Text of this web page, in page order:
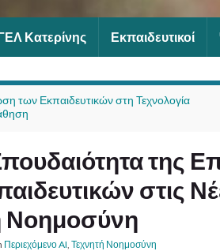
Κατερίνης Εκπαιδευτικοί
των Εκπαιδευτικών στη Τεχνολογία
της
στις
Νοημοσύνη
Περιεχόμενο AI, Τεχνητή Νοημοσύνη